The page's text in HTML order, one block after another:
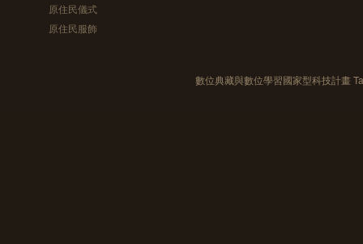
原住民儀式
原住民服飾
數位典藏與數位學習國家型科技計畫